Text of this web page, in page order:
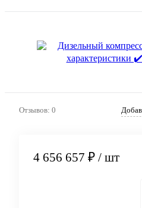
Отзывов: 0
4 656 657 ₽ / шт